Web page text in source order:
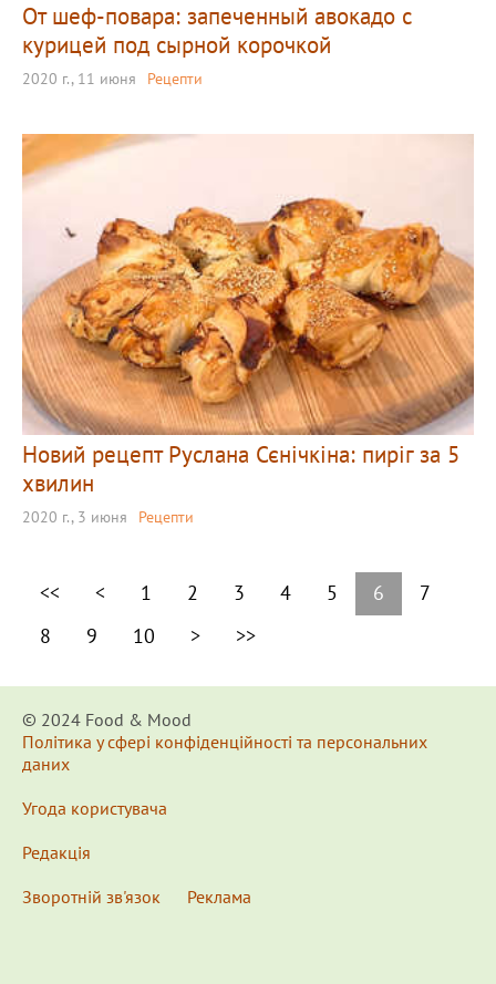
От шеф-повара: запеченный авокадо с
курицей под сырной корочкой
2020 г., 11 июня Рецепти
Новий рецепт Руслана Сєнічкіна: пиріг за 5
хвилин
2020 г., 3 июня Рецепти
<< < 1 2 3 4 5 6
7
8
9 10 > >>
© 2024 Food & Мood
Політика у сфері конфіденційності та персональних
даних
Угода користувача
Редакція
Зворотній зв'язок
Реклама